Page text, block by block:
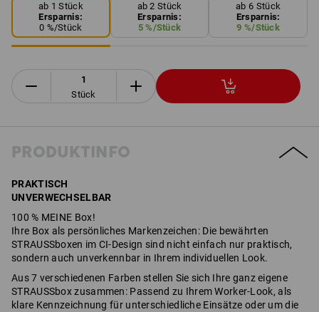
ab 1 Stück
Ersparnis:
0 %/Stück
ab 2 Stück
Ersparnis:
5%/Stück
ab 6 Stück
Ersparnis:
9 %/Stück
Stück
PRODUKTINFO
PRAKTISCH
UNVERWECHSELBAR
100 % MEINE Box!
Ihre Box als persönliches Markenzeichen: Die bewährten
STRAUSSboxen im CI-Design sind nicht einfach nur praktisch,
sondern auch unverkennbar in Ihrem individuellen Look.
Aus 7 verschiedenen Farben stellen Sie sich Ihre ganz eigene
STRAUSSbox zusammen: Passend zu Ihrem Worker-Look, als
klare Kennzeichnung für unterschiedliche Einsätze oder um die